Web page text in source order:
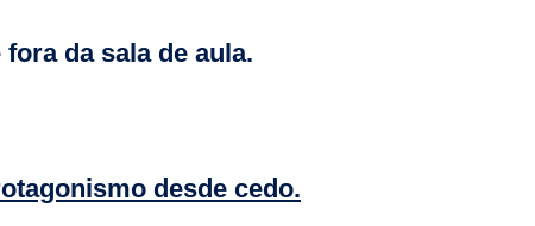
da sala de aula.
desde cedo.